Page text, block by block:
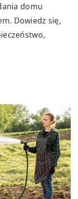
domu
Dowiedz się,